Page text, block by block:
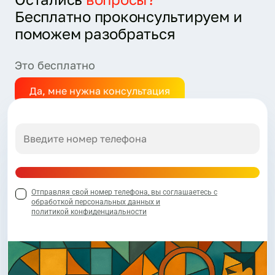
Бесплатно проконсультируем и
поможем разобраться
Это бесплатно
Да, мне нужна консультация
Отправляя свой номер телефона, вы соглашаетесь с
обработкой персональных данных и
политикой конфиденциальности